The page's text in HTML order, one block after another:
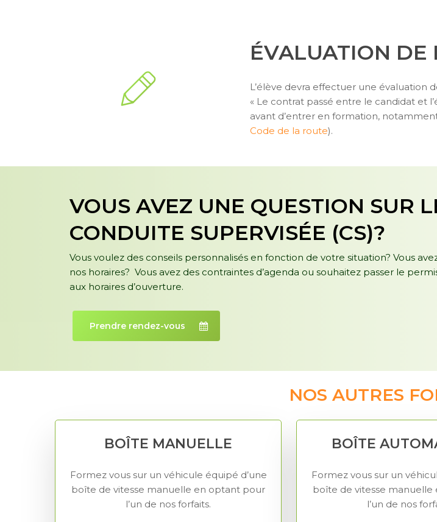
ÉVALUATION DE
L’élève devra effectuer une évaluation
« Le contrat passé entre le candidat et
avant d’entrer en formation,
Code de la route).
VOUS AVEZ UNE QUESTION SUR
CONDUITE SUPERVISÉE (CS)?
Vous voulez des conseils personnalisés en fonction de votre situation? Vous
nos horaires? Vous avez des contraintes d’agenda ou souhaitez passer le
aux horaires d’ouverture.
Prendre rendez-vous
NOS AUTRES
BOÎTE MANUELLE
Formez vous sur un véhicule équipé d’une
boîte de vitesse manuelle en optant pour
l’un de nos forfaits.
BOÎTE
Formez vous sur un
boîte de vitesse
l’un de nos